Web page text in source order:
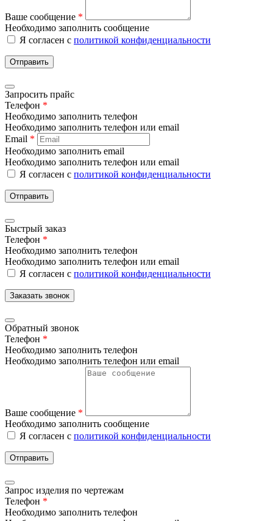
Ваше сообщение *
Необходимо заполнить сообщение
Я согласен с политикой конфиденциальности
Отправить
Запросить прайс
Телефон *
Необходимо заполнить телефон
Необходимо заполнить телефон или email
Email *
Необходимо заполнить email
Необходимо заполнить телефон или email
Я согласен с политикой конфиденциальности
Отправить
Быстрый заказ
Телефон *
Необходимо заполнить телефон
Необходимо заполнить телефон или email
Я согласен с политикой конфиденциальности
Заказать звонок
Обратный звонок
Телефон *
Необходимо заполнить телефон
Необходимо заполнить телефон или email
Ваше сообщение *
Необходимо заполнить сообщение
Я согласен с политикой конфиденциальности
Отправить
Запрос изделия по чертежам
Телефон *
Необходимо заполнить телефон